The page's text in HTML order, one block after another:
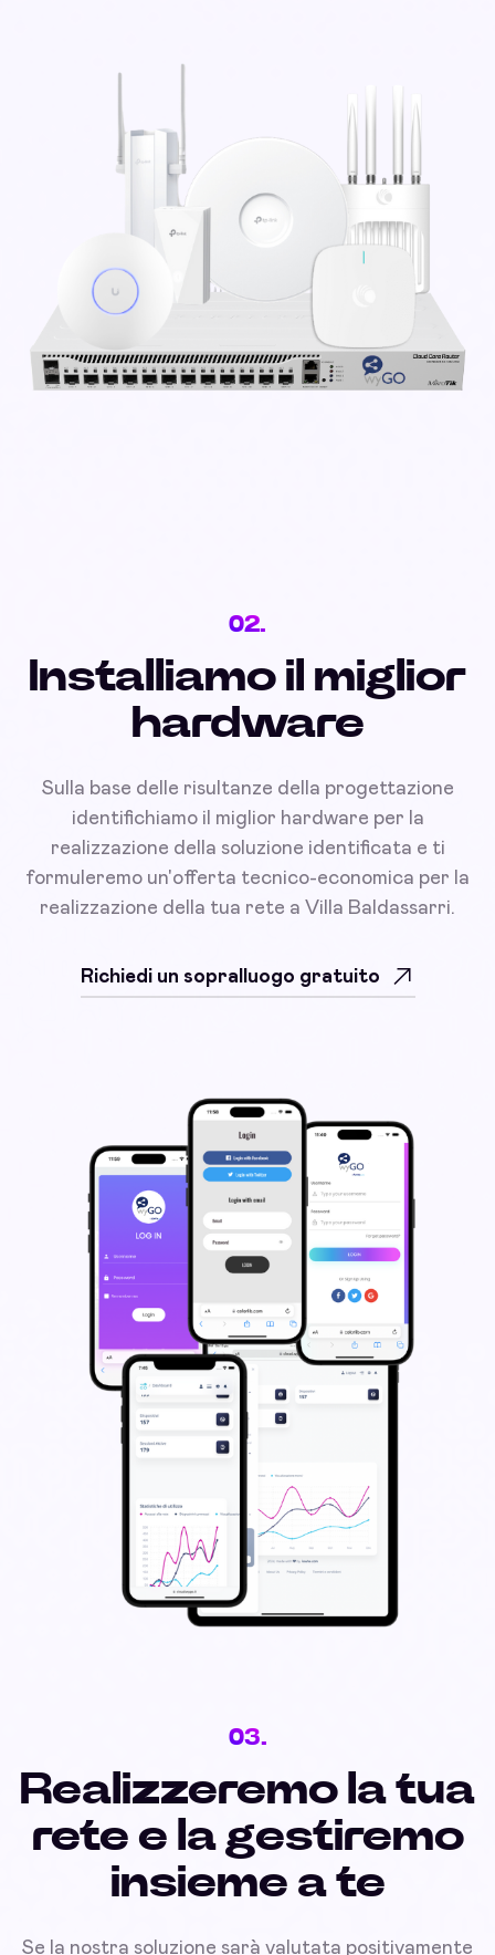
02.
Installiamo il miglior
hardware
Sulla base delle risultanze della progettazione
identifichiamo il miglior hardware per la
realizzazione della soluzione identificata e ti
formuleremo un'offerta tecnico-economica per la
realizzazione della tua rete a Villa Baldassarri.
Richiedi un sopralluogo gratuito
03.
Realizzeremo la tua
rete e la gestiremo
insieme a te
Se la nostra soluzione sarà valutata positivamente